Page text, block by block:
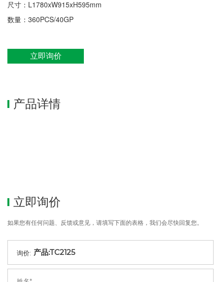
尺寸：L1780xW915xH595mm
数量：360PCS/40GP
立即询价
产品详情
立即询价
如果您有任何问题、反馈或意见，请填写下面的表格，我们会尽快回复您。
询价: